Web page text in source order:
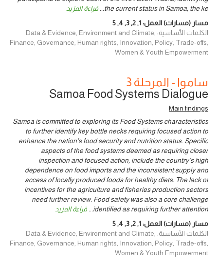
the current status in Samoa, the ke
... قراءة المزيد
مسار (مسارات) العمل:1
,
2
,
3
,
4
,
5
الكلمات الأساسية: Data & Evidence, Environment and Climate,
Finance, Governance, Human rights, Innovation, Policy, Trade-offs,
Women & Youth Empowerment
ساموا - المرحلة 3
Samoa Food Systems Dialogue
Main findings
Samoa is committed to exploring its Food Systems characteristics
to further identify key bottle necks requiring focused action to
enhance the nation’s food security and nutrition status. Specific
aspects of the food systems deemed as requiring closer
inspection and focused action, include the country’s high
dependence on food imports and the inconsistent supply and
access of locally produced foods for healthy diets. The lack of
incentives for the agriculture and fisheries production sectors
need further review. Food safety was also a core challenge
identified as requiring further attention
... قراءة المزيد
مسار (مسارات) العمل:1
,
2
,
3
,
4
,
5
الكلمات الأساسية: Data & Evidence, Environment and Climate,
Finance, Governance, Human rights, Innovation, Policy, Trade-offs,
Women & Youth Empowerment